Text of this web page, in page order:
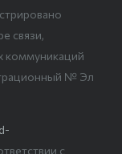
связи,
коммуникаций
№ Эл
с